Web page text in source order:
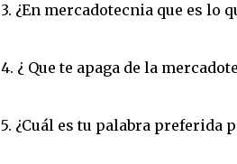
3. ¿En mercadotecnia que es lo
4. ¿ Que te apaga de la
5. ¿Cuál es tu palabra preferida